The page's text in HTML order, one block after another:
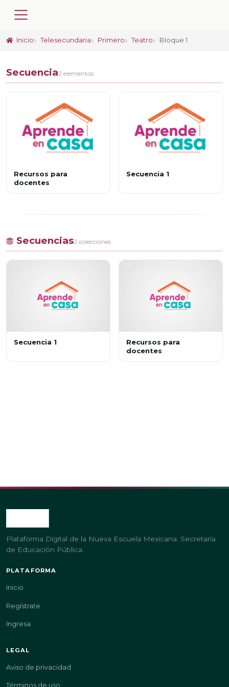
Inicio Telesecundaria Primero Teatro Bloque 1
Secuencia2 elementos
Recursos para
docentes
Secuencia 1
Secuencias2 colecciónes
Secuencia 1
Recursos para
docentes
Plataforma Digital de la Nueva Escuela Mexicana. Secretaría
de Educación Pública.
PLATAFORMA
Inicio
Regístrate
Ingresa
LEGAL
Aviso de privacidad
Términos de uso